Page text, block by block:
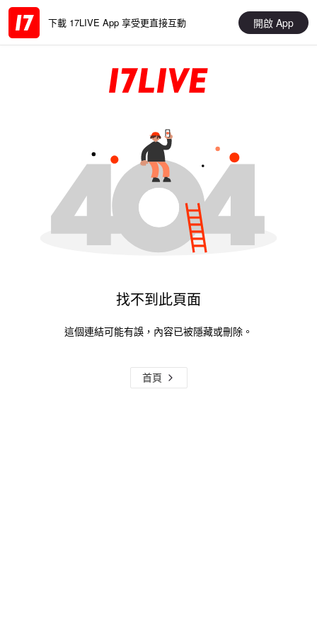
下載 17LIVE App 享受更直接互動 開啟 App
找不到此頁面
這個連結可能有誤，內容已被隱藏或刪除。
首頁